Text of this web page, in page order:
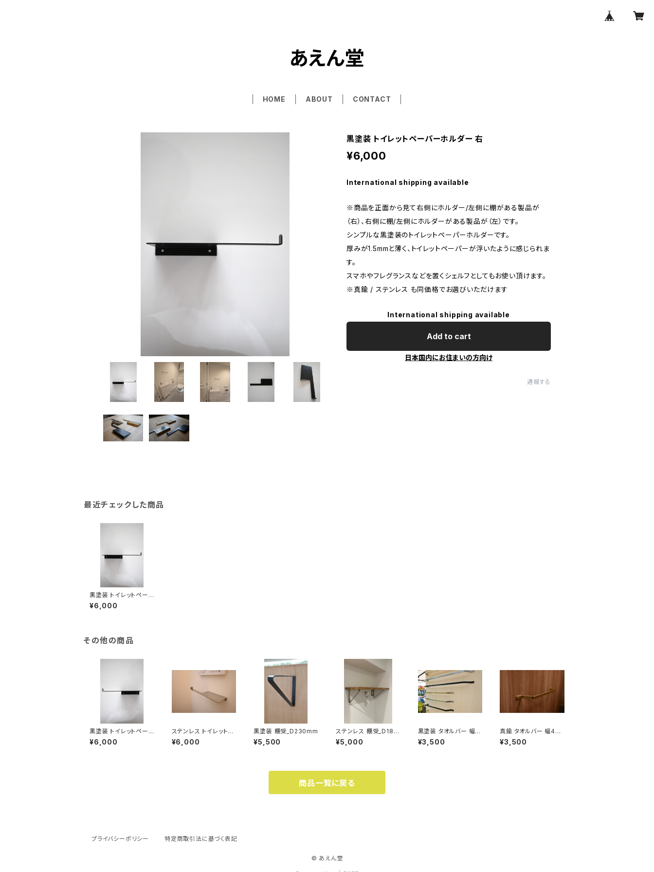
あえん堂
HOME ABOUT CONTACT
黒塗装 トイレットペーパーホルダー 右
¥6,000
International shipping available
※商品を正面から見て右側にホルダー/左側に棚がある製品が
（右）、右側に棚/左側にホルダーがある製品が（左）です。
シンプルな黒塗装のトイレットペーパーホルダーです。
厚みが1.5mmと薄く、トイレットペーパーが浮いたように感じられま
す。
スマホやフレグランスなどを置くシェルフとしてもお使い頂けます。
※真鍮 / ステンレス も同価格でお選びいただけます
International shipping available
Add to cart
日本国内にお住まいの方向け
通報する
最近チェックした商品
黒塗装 トイレットペーパ
ーホルダー 右
¥6,000
その他の商品
黒塗装 トイレットペーパ
ーホルダー 左
¥6,000
ステンレス トイレットペ
ーパーホルダー 左
¥6,000
黒塗装 棚受_D230mm
¥5,500
ステンレス 棚受_D180
mm
¥5,000
黒塗装 タオルバー 幅4
50mm
¥3,500
真鍮 タオルバー 幅450
mm
¥3,500
商品一覧に戻る
プライバシーポリシー 特定商取引法に基づく表記
© あえん堂